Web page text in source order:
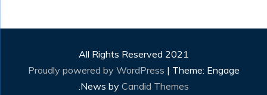
All Rights Reserved 2021
Proudly powered by WordPress | Theme: Engage
News by Candid Themes
.